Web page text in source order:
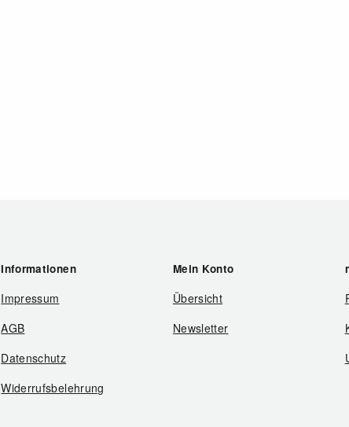
Informationen
Impressum
AGB
Datenschutz
Widerrufsbelehrung
Mein Konto
Übersicht
Newsletter